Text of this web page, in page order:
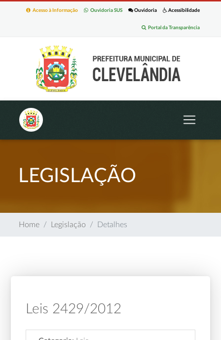
Acessibilidade
Ouvidoria
Ouvidoria SUS
Acesso à Informação
Portal da Transparência
LEGISLAÇÃO
Home Legislação Detalhes
Leis 2429/2012